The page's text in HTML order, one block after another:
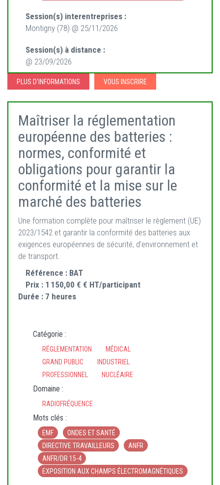
Session(s) interentreprises :
Montigny (78) @ 25/11/2026
Session(s) à distance :
@ 23/09/2026
PLUS D'INFORMATIONS VOUS INSCRIRE
Maîtriser la réglementation
européenne des batteries :
normes, conformité et
obligations pour garantir la
conformité et la mise sur le
marché des batteries
Une formation complète pour maîtriser le règlement (UE)
2023/1542 et garantir la conformité des batteries aux
exigences européennes de sécurité, d’environnement et
de transport.
Référence : BAT
Prix : 1 150,00 € € HT/participant
Durée : 7 heures
Catégorie :
RÉGLEMENTATION
MÉDICAL
GRAND PUBLIC
INDUSTRIEL
PROFESSIONNEL
NUCLÉAIRE
Domaine :
RADIOFRÉQUENCE
Mots clés :
EMF
ONDES ET SANTÉ
DIRECTIVE TRAVAILLEURS
ANFR
ANFR/DR 15-4
EXPOSITION AUX CHAMPS ÉLECTROMAGNÉTIQUES